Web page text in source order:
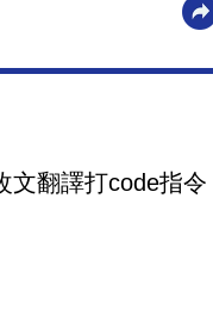
文翻譯打code指令